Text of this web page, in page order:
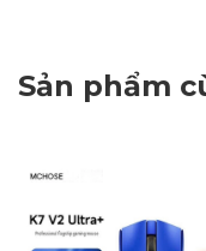
Sản phẩm